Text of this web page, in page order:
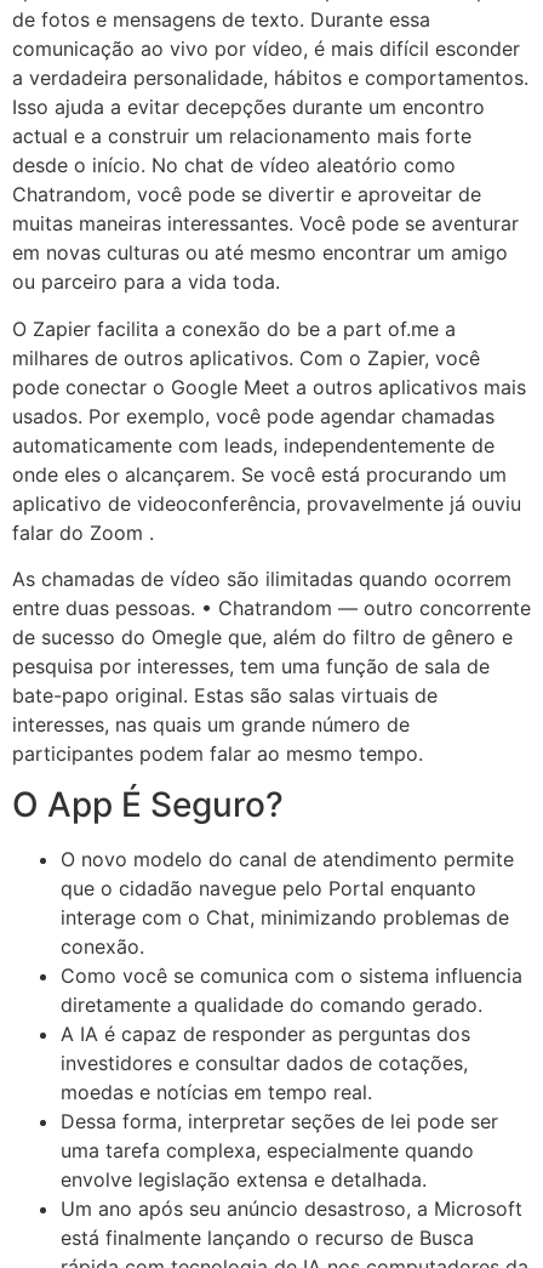
de fotos e mensagens de texto. Durante essa
comunicação ao vivo por vídeo, é mais difícil esconder
a verdadeira personalidade, hábitos e comportamentos.
Isso ajuda a evitar decepções durante um encontro
actual e a construir um relacionamento mais forte
desde o início. No chat de vídeo aleatório como
Chatrandom, você pode se divertir e aproveitar de
muitas maneiras interessantes. Você pode se aventurar
em novas culturas ou até mesmo encontrar um amigo
ou parceiro para a vida toda.
O Zapier facilita a conexão do be a part of.me a
milhares de outros aplicativos. Com o Zapier, você
pode conectar o Google Meet a outros aplicativos mais
usados. Por exemplo, você pode agendar chamadas
automaticamente com leads, independentemente de
onde eles o alcançarem. Se você está procurando um
aplicativo de videoconferência, provavelmente já ouviu
falar do Zoom .
As chamadas de vídeo são ilimitadas quando ocorrem
entre duas pessoas. • Chatrandom — outro concorrente
de sucesso do Omegle que, além do filtro de gênero e
pesquisa por interesses, tem uma função de sala de
bate-papo original. Estas são salas virtuais de
interesses, nas quais um grande número de
participantes podem falar ao mesmo tempo.
O App É Seguro?
O novo modelo do canal de atendimento permite
que o cidadão navegue pelo Portal enquanto
interage com o Chat, minimizando problemas de
conexão.
Como você se comunica com o sistema influencia
diretamente a qualidade do comando gerado.
A IA é capaz de responder as perguntas dos
investidores e consultar dados de cotações,
moedas e notícias em tempo real.
Dessa forma, interpretar seções de lei pode ser
uma tarefa complexa, especialmente quando
envolve legislação extensa e detalhada.
Um ano após seu anúncio desastroso, a Microsoft
está finalmente lançando o recurso de Busca